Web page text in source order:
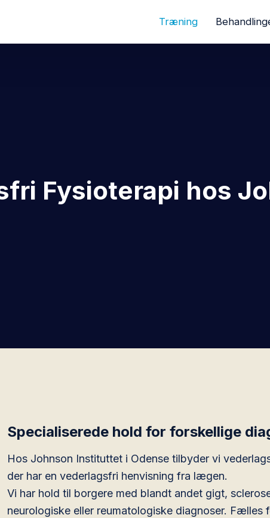
Træning
Fysioterapi hos
Specialiserede hold for forskellige
Hos Johnson Instituttet i Odense tilbyder vi
der har en vederlagsfri henvisning fra lægen.
Vi har hold til borgere med blandt andet gigt,
neurologiske eller reumatologiske diagnoser.